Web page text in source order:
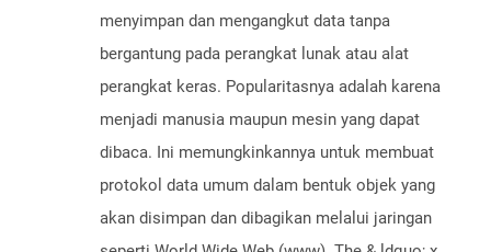
menyimpan dan mengangkut data tanpa
bergantung pada perangkat lunak atau alat
perangkat keras. Popularitasnya adalah karena
menjadi manusia maupun mesin yang dapat
dibaca. Ini memungkinkannya untuk membuat
protokol data umum dalam bentuk objek yang
akan disimpan dan dibagikan melalui jaringan